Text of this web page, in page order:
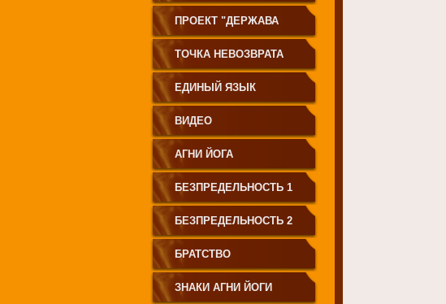
ПРОЕКТ "ДЕРЖАВА
СВЕТА"
ТОЧКА НЕВОЗВРАТА
ЕДИНЫЙ ЯЗЫК
ЧЕЛОВЕЧЕСТВА
ВИДЕО
АГНИ ЙОГА
БЕЗПРЕДЕЛЬНОСТЬ 1
БЕЗПРЕДЕЛЬНОСТЬ 2
БРАТСТВО
ЗНАКИ АГНИ ЙОГИ